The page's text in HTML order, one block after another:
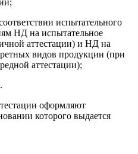
испытательного
НД на испытательное
аттестации) и НД на
видов продукции (при
аттестации);
оформляют
которого выдается